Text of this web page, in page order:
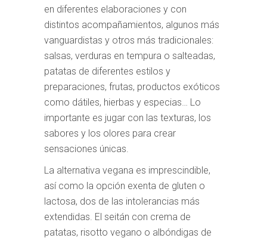
en diferentes elaboraciones y con
distintos acompañamientos, algunos más
vanguardistas y otros más tradicionales:
salsas, verduras en tempura o salteadas,
patatas de diferentes estilos y
preparaciones, frutas, productos exóticos
como dátiles, hierbas y especias… Lo
importante es jugar con las texturas, los
sabores y los olores para crear
sensaciones únicas.
La alternativa vegana es imprescindible,
así como la opción exenta de gluten o
lactosa, dos de las intolerancias más
extendidas. El seitán con crema de
patatas, risotto vegano o albóndigas de